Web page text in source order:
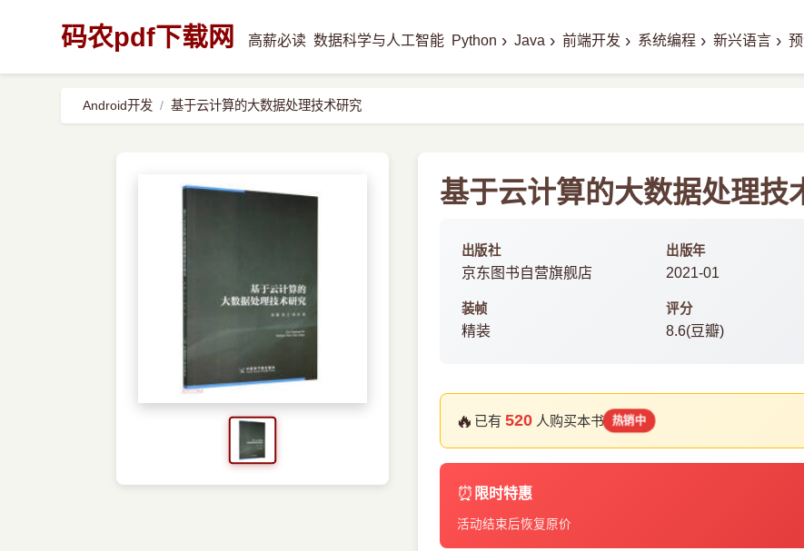
码农pdf下载网 高薪必读 数据科学与人工智能 Python › Java › 前端开发 › 系统编程 › 新兴语言 ›
Android开发 基于云计算的大数据处理技术研究
基于云计算的大数据处理技
出版社
京东图书自营旗舰店
出版年
2021-01
装帧
精装
评分
8.6(豆瓣)
🔥 已有 520人购买本书 热销中
⏰ 限时特惠
活动结束后恢复原价